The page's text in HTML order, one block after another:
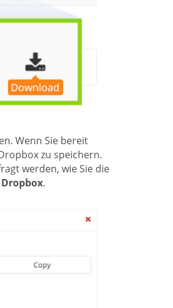
Wenn Sie bereit
zu speichern.
werden, wie Sie die
.